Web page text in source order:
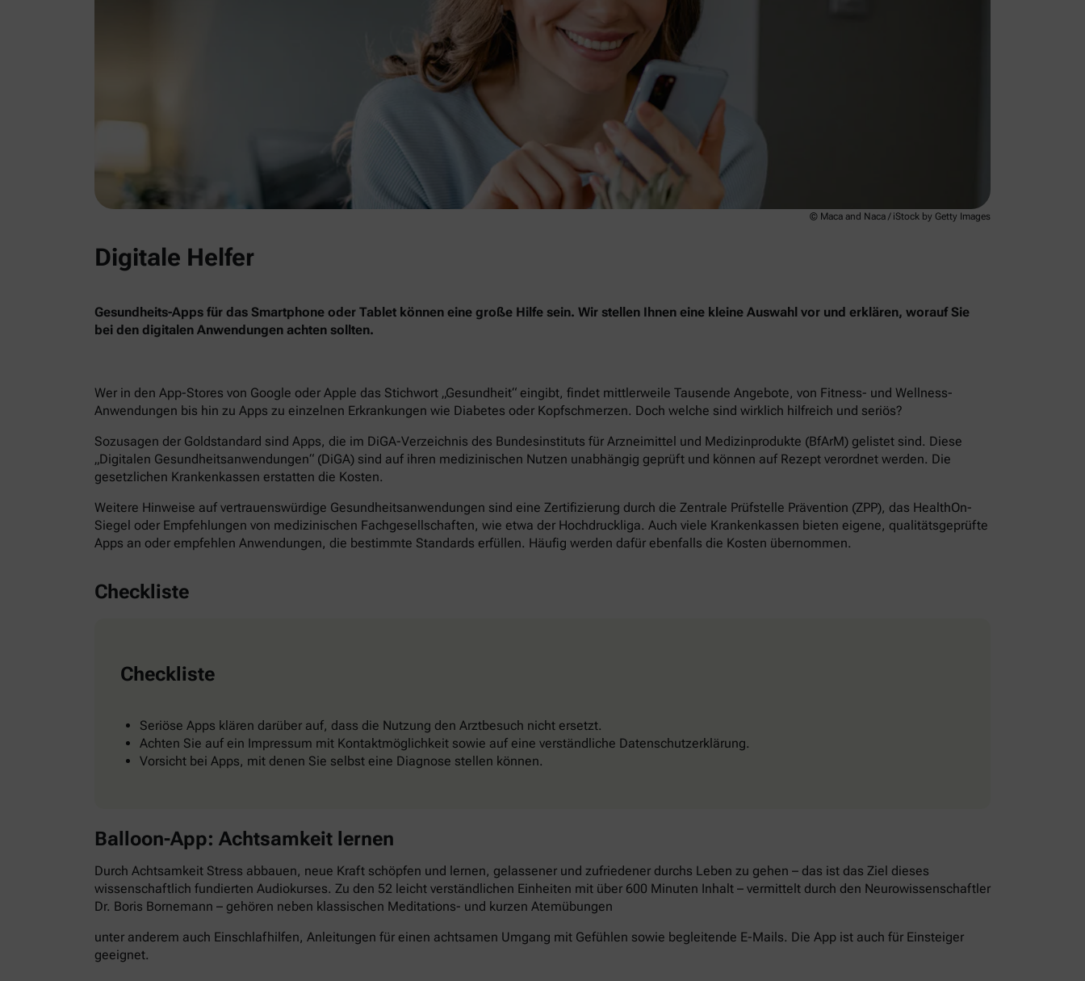
© Maca and Naca / iStock by Getty Images
Digitale Helfer
Gesundheits-Apps für das Smartphone oder Tablet können eine große Hilfe sein. Wir stellen Ihnen eine kleine Auswahl vor und erklären, worauf Sie
bei den digitalen Anwendungen achten sollten.
Wer in den App-Stores von Google oder Apple das Stichwort „Gesundheit“ eingibt, findet mittlerweile Tausende Angebote, von Fitness- und Wellness-
Anwendungen bis hin zu Apps zu einzelnen Erkrankungen wie Diabetes oder Kopfschmerzen. Doch welche sind wirklich hilfreich und seriös?
Sozusagen der Goldstandard sind Apps, die im DiGA-Verzeichnis des Bundesinstituts für Arzneimittel und Medizinprodukte (BfArM) gelistet sind. Diese
„Digitalen Gesundheitsanwendungen“ (DiGA) sind auf ihren medizinischen Nutzen unabhängig geprüft und können auf Rezept verordnet werden. Die
gesetzlichen Krankenkassen erstatten die Kosten.
Weitere Hinweise auf vertrauenswürdige Gesundheitsanwendungen sind eine Zertifizierung durch die Zentrale Prüfstelle Prävention (ZPP), das HealthOn-
Siegel oder Empfehlungen von medizinischen Fachgesellschaften, wie etwa der Hochdruckliga. Auch viele Krankenkassen bieten eigene, qualitätsgeprüfte
Apps an oder empfehlen Anwendungen, die bestimmte Standards erfüllen. Häufig werden dafür ebenfalls die Kosten übernommen.
Checkliste
Checkliste
Seriöse Apps klären darüber auf, dass die Nutzung den Arztbesuch nicht ersetzt.
Achten Sie auf ein Impressum mit Kontaktmöglichkeit sowie auf eine verständliche Datenschutzerklärung.
Vorsicht bei Apps, mit denen Sie selbst eine Diagnose stellen können.
Balloon-App: Achtsamkeit lernen
Durch Achtsamkeit Stress abbauen, neue Kraft schöpfen und lernen, gelassener und zufriedener durchs Leben zu gehen – das ist das Ziel dieses
wissenschaftlich fundierten Audiokurses. Zu den 52 leicht verständlichen Einheiten mit über 600 Minuten Inhalt – vermittelt durch den Neurowissenschaftler
Dr. Boris Bornemann – gehören neben klassischen Meditations- und kurzen Atemübungen
unter anderem auch Einschlafhilfen, Anleitungen für einen achtsamen Umgang mit Gefühlen sowie begleitende E-Mails. Die App ist auch für Einsteiger
geeignet.